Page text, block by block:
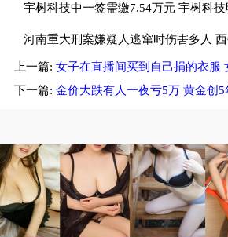
宇树科技中一签需缴7.54万元 宇树科
河南重大刑案嫌疑人逃窜时伤害多人
多名无辜群众
上一篇: 女子在直播间买到自己捐的衣服
捐赠衣物被售卖
下一篇: 金价大跌有人一夜亏5万 黄金创5